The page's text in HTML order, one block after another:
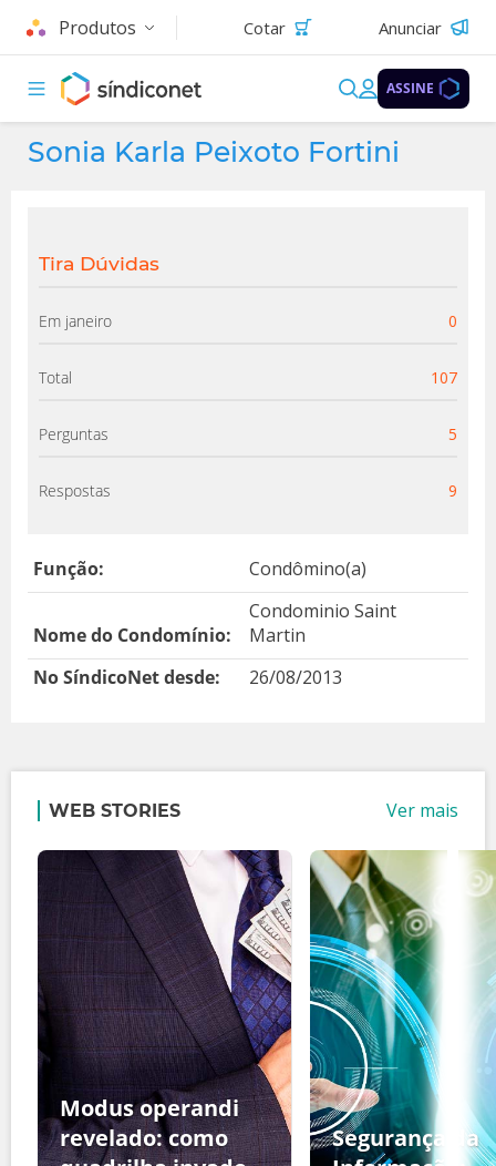
Produtos Cotar Anunciar
ASSINE
Sonia Karla Peixoto Fortini
Tira Dúvidas
Em janeiro 0
Total 107
Perguntas 5
Respostas 9
Função: Condômino(a)
Nome do Condomínio:
Condominio Saint
Martin
No SíndicoNet desde:
26/08/2013
WEB STORIES Ver mais
Modus operandi
revelado: como
Segurança da